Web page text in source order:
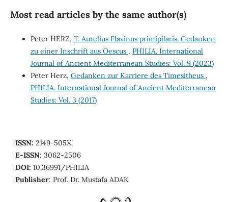
Most read articles by the same author(s)
Peter HERZ, T. Aurelius Flavinus primipilaris. Gedanken
zu einer Inschrift aus Oescus , PHILIA. International
Journal of Ancient Mediterranean Studies: Vol. 9 (2023)
Peter Herz, Gedanken zur Karriere des Timesitheus ,
PHILIA. International Journal of Ancient Mediterranean
Studies: Vol. 3 (2017)
ISSN: 2149-505X
E-ISSN: 3062-2506
DOI: 10.36991/PHILIA
Publisher: Prof. Dr. Mustafa ADAK